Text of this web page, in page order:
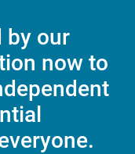
by our
now to